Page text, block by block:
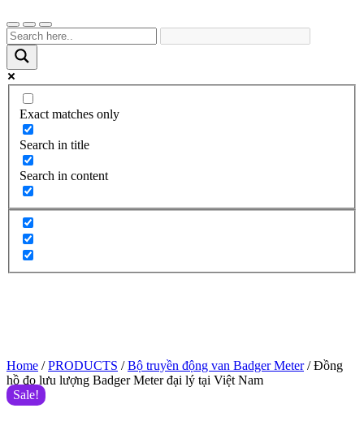
Exact matches only
Search in title
Search in content
Home /PRODUCTS /Bộ truyền động van Badger Meter/ Đồng
hồ đo lưu lượng Badger Meter đại lý tại Việt Nam
Sale!